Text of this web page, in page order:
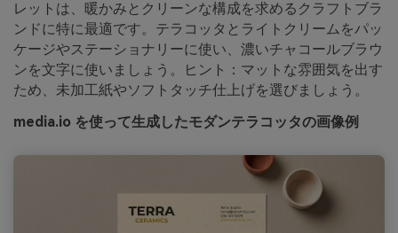
レットは、暖かみとクリーンな構成を求めるクラフトブラ
ンドに特に最適です。テラコッタとライトクリームをパッ
ケージやステーショナリーに使い、濃いチャコールブラウ
ンを文字に使いましょう。ヒント：マットな雰囲気を出す
ため、未加工紙やソフトタッチ仕上げを選びましょう。
media.io を使って生成したモダンテラコッタの画像例